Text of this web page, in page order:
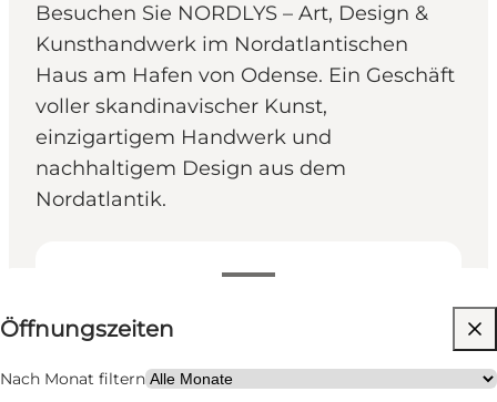
Besuchen Sie NORDLYS – Art, Design &
Kunsthandwerk im Nordatlantischen
Haus am Hafen von Odense. Ein Geschäft
voller skandinavischer Kunst,
einzigartigem Handwerk und
nachhaltigem Design aus dem
Nordatlantik.
Öffnungszeiten anzeigen
Öffnungszeiten
Nach Monat filtern
Website besuchen